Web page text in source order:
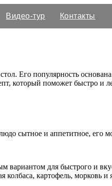
Видео-тур
Контакты
Его популярность
который поможет быстро и
сытное и аппетитное, его
вариантом для быстрого и
картофель, морковь